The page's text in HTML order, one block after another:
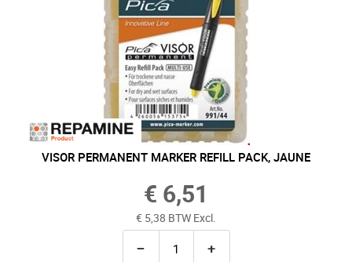
VISOR PERMANENT MARKER REFILL PACK, JAUNE
€ 6,51
€ 5,38 BTW Excl.
− +